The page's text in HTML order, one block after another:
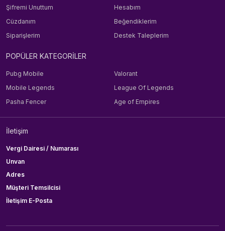
Şifremi Unuttum
Hesabım
Cüzdanım
Beğendiklerim
Siparişlerim
Destek Taleplerim
POPÜLER KATEGORİLER
Pubg Mobile
Valorant
Mobile Legends
League Of Legends
Pasha Fencer
Age of Empires
İletişim
Vergi Dairesi / Numarası
Unvan
Adres
Müşteri Temsilcisi
İletişim E-Posta